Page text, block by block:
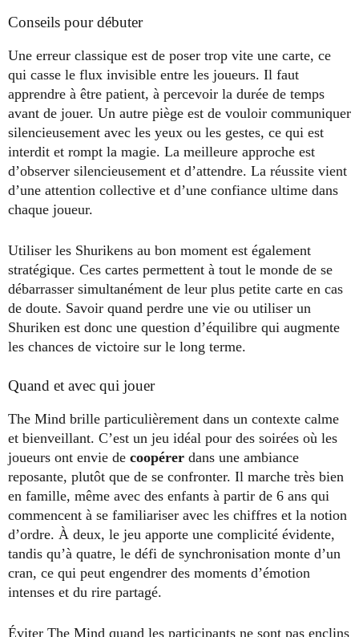
Conseils pour débuter
Une erreur classique est de poser trop vite une carte, ce
qui casse le flux invisible entre les joueurs. Il faut
apprendre à être patient, à percevoir la durée de temps
avant de jouer. Un autre piège est de vouloir communiquer
silencieusement avec les yeux ou les gestes, ce qui est
interdit et rompt la magie. La meilleure approche est
d’observer silencieusement et d’attendre. La réussite vient
d’une attention collective et d’une confiance ultime dans
chaque joueur.
Utiliser les Shurikens au bon moment est également
stratégique. Ces cartes permettent à tout le monde de se
débarrasser simultanément de leur plus petite carte en cas
de doute. Savoir quand perdre une vie ou utiliser un
Shuriken est donc une question d’équilibre qui augmente
les chances de victoire sur le long terme.
Quand et avec qui jouer
The Mind brille particulièrement dans un contexte calme
et bienveillant. C’est un jeu idéal pour des soirées où les
joueurs ont envie de coopérer dans une ambiance
reposante, plutôt que de se confronter. Il marche très bien
en famille, même avec des enfants à partir de 6 ans qui
commencent à se familiariser avec les chiffres et la notion
d’ordre. À deux, le jeu apporte une complicité évidente,
tandis qu’à quatre, le défi de synchronisation monte d’un
cran, ce qui peut engendrer des moments d’émotion
intenses et du rire partagé.
Éviter The Mind quand les participants ne sont pas enclins